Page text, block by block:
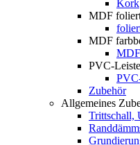
Kork
MDF
MDF
PVC-
Zubehör
Allgemeines
Trittschall,